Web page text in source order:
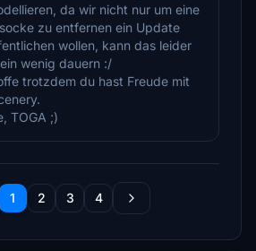
da wir nicht nur um eine
zu entfernen ein Update
wollen, kann das leider
wenig dauern :/
trotzdem du hast Freude mit
TOGA ;)
1 2 3 4